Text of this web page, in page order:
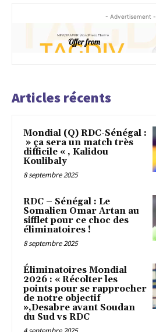
- Advertisement -
Articles récents
Mondial (Q) RDC-Sénégal :
» ça sera un match très
difficile « , Kalidou
Koulibaly
8 septembre 2025
RDC – Sénégal : Le
Somalien Omar Artan au
sifflet pour ce choc des
éliminatoires !
8 septembre 2025
Éliminatoires Mondial
2026 : « Récolter les
points pour se rapprocher
de notre objectif
»,Desabre avant Soudan
du Sud vs RDC